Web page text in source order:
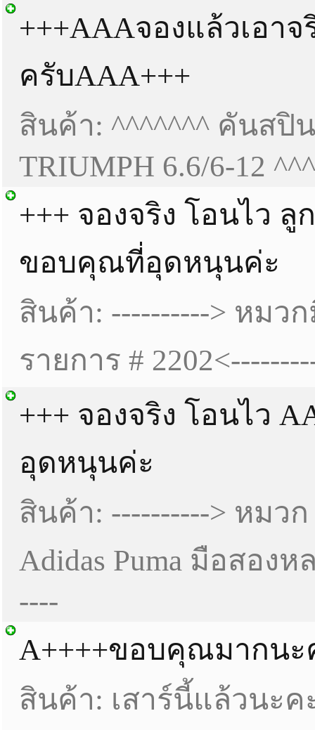
+++AAAจองแล้วเอา
ครับAAA+++
สินค้า: ^^^^^^^ คันสปิน
TRIUMPH 6.6/6-12
+++ จองจริง โอนไว
ขอบคุณที่อุดหนุนค่ะ
สินค้า: ----------> หมว
รายการ #
+++ จองจริง โอนไว
อุดหนุนค่ะ
สินค้า: ----------> หมวก
Adidas Puma มือสอง
----
A++++ขอบคุณมากนะ
สินค้า: เสาร์นี้แล้วนะค